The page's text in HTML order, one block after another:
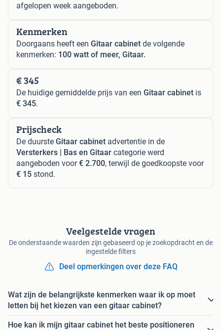
afgelopen week aangeboden.
Kenmerken
Doorgaans heeft een Gitaar cabinet de volgende
kenmerken: 100 watt of meer, Gitaar.
€ 345
De huidige gemiddelde prijs van een Gitaar cabinet is
€ 345.
Prijscheck
De duurste Gitaar cabinet advertentie in de
Versterkers | Bas en Gitaar categorie werd
aangeboden voor€ 2.700, terwijl de goedkoopste voor
€ 15 stond.
Veelgestelde vragen
De onderstaande waarden zijn gebaseerd op je zoekopdracht en de
ingestelde filters
Deel opmerkingen over deze FAQ
Wat zijn de belangrijkste kenmerken waar ik op moet
letten bij het kiezen van een gitaar cabinet?
Hoe kan ik mijn gitaar cabinet het beste positioneren